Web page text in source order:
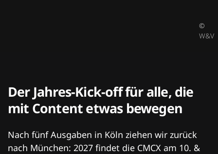
©
W&V
Der Jahres-Kick-off für alle, die
mit Content etwas bewegen
Nach fünf Ausgaben in Köln ziehen wir zurück
nach München: 2027 findet die CMCX am 10. &